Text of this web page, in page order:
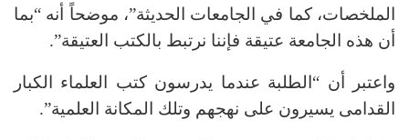
الملخصات، كما في الجامعات الحديثة”، موضحاً أنه “بما
أن هذه الجامعة عتيقة فإننا نرتبط بالكتب العتيقة”.
واعتبر أن “الطلبة عندما يدرسون كتب العلماء الكبار
القدامى يسيرون على نهجهم وتلك المكانة العلمية”.